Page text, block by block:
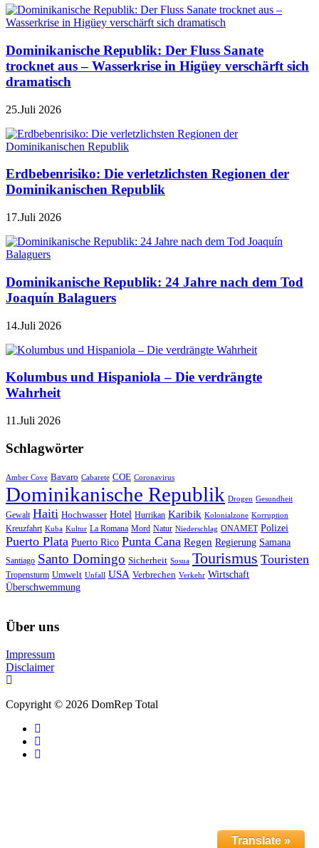
Dominikanische Republik: Der Fluss Sanate
trocknet aus – Wasserkrise in Higüey verschärft sich
dramatisch
25.Juli 2026
Erdbebenrisiko: Die verletzlichsten Regionen der
Dominikanischen Republik
17.Juli 2026
Dominikanische Republik: 24 Jahre nach dem Tod
Joaquín Balaguers
14.Juli 2026
Kolumbus und Hispaniola – Die verdrängte
Wahrheit
11.Juli 2026
Schlagwörter
Amber Cove Bavaro Cabarete COE Coronavirus
Dominikanische Republik Drogen Gesundheit
Gewalt Haiti Hochwasser Hotel Hurrikan Karibik Kolonialzone Korruption
Kreuzfahrt Kuba Kultur La Romana Mord Natur Niederschlag ONAMET Polizei
Puerto Plata Puerto Rico Punta Cana Regen Regierung Samana
Santiago Santo Domingo Sicherheit Sosua Tourismus Touristen
Tropensturm Umwelt Unfall USA Verbrechen Verkehr Wirtschaft
Überschwemmung
Über uns
Impressum
Disclaimer
Copyright © 2026 DomRep Total
Translate »